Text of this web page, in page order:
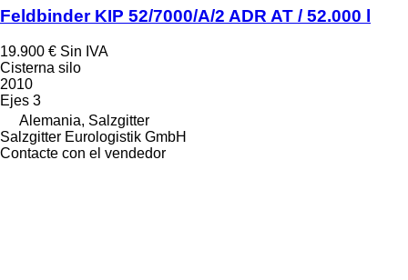
Feldbinder KIP 52/7000/A/2 ADR AT / 52.000 l
19.900 € Sin IVA
Cisterna silo
2010
Ejes 3
Alemania, Salzgitter
Salzgitter Eurologistik GmbH
Contacte con el vendedor